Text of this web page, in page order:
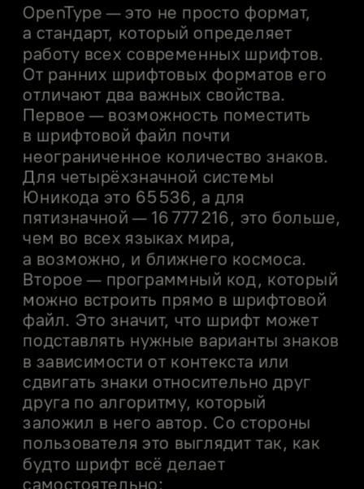
OpenType — это не просто формат,
а стандарт, который определяет
работу всех современных шрифтов.
От ранних шрифтовых форматов его
отличают два важных свойства.
Первое — возможность поместить
в шрифтовой файл почти
неограниченное количество знаков.
Для четырёхзначной системы
Юникода это 65 536, а для
пятизначной — 16 777 216, это больше,
чем во всех языках мира,
а возможно, и ближнего космоса.
Второе — программный код, который
можно встроить прямо в шрифтовой
файл. Это значит, что шрифт может
подставлять нужные варианты знаков
в зависимости от контекста или
сдвигать знаки относительно друг
друга по алгоритму, который
заложил в него автор. Со стороны
пользователя это выглядит так, как
будто шрифт всё делает
самостоятельно: